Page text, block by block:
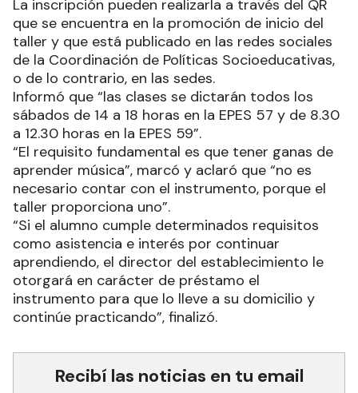
La inscripción pueden realizarla a través del QR
que se encuentra en la promoción de inicio del
taller y que está publicado en las redes sociales
de la Coordinación de Políticas Socioeducativas,
o de lo contrario, en las sedes.
Informó que “las clases se dictarán todos los
sábados de 14 a 18 horas en la EPES 57 y de 8.30
a 12.30 horas en la EPES 59”.
“El requisito fundamental es que tener ganas de
aprender música”, marcó y aclaró que “no es
necesario contar con el instrumento, porque el
taller proporciona uno”.
“Si el alumno cumple determinados requisitos
como asistencia e interés por continuar
aprendiendo, el director del establecimiento le
otorgará en carácter de préstamo el
instrumento para que lo lleve a su domicilio y
continúe practicando”, finalizó.
Recibí las noticias en tu email